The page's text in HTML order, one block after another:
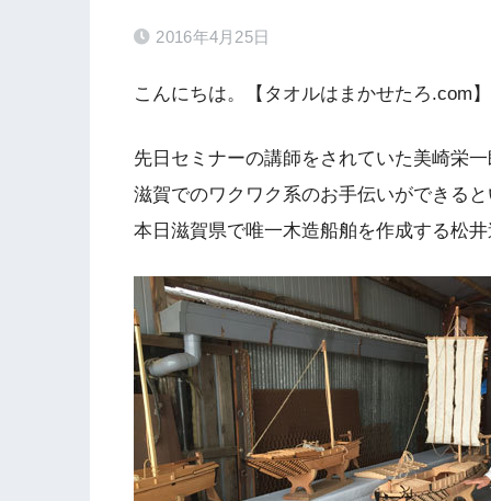
2016年4月25日
こんにちは。【タオルはまかせたろ.com
先日セミナーの講師をされていた美崎栄
滋賀でのワクワク系のお手伝いができる
本日滋賀県で唯一木造船舶を作成する松